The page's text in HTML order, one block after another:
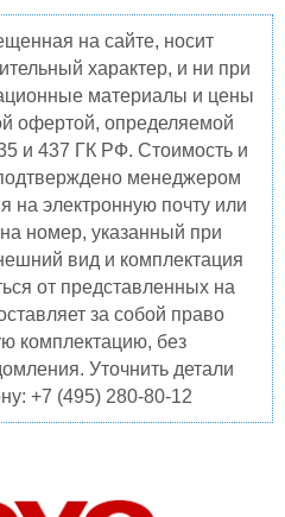
на сайте, носит
характер, и ни при
материалы и цены
офертой, определяемой
и 437 ГК РФ. Стоимость и
менеджером
на электронную почту или
номер, указанный при
вид и комплектация
от представленных на
за собой право
комплектацию, без
Уточнить детали
+7 (495) 280-80-12